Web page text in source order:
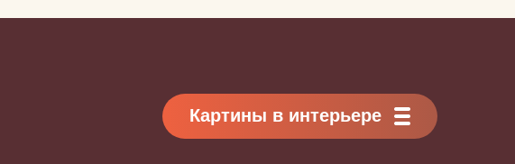
Картины в интерьере